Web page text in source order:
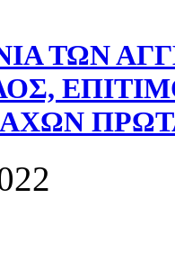
ΤΩΝ